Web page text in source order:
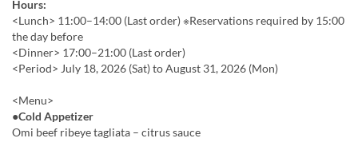
Hours:
<Lunch> 11:00–14:00 (Last order) ※Reservations required by 15:00
the day before
<Dinner> 17:00–21:00 (Last order)
<Period> July 18, 2026 (Sat) to August 31, 2026 (Mon)
<Menu>
●Cold Appetizer
Omi beef ribeye tagliata – citrus sauce